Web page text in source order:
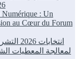
Numérique : Un
au Cœur du Forum
لمعالجة المعطيات